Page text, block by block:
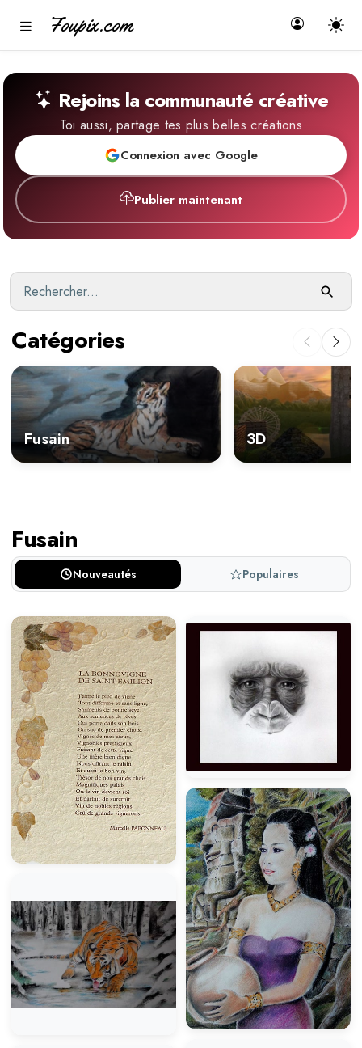
Foupix.com
Rejoins la communauté créative
Toi aussi, partage tes plus belles créations
Connexion avec Google
Publier maintenant
Catégories
Fusain 3D
Fusain
Nouveautés Populaires